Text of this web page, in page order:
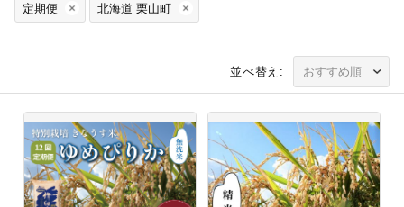
定期便 北海道 栗山町
並べ替え: